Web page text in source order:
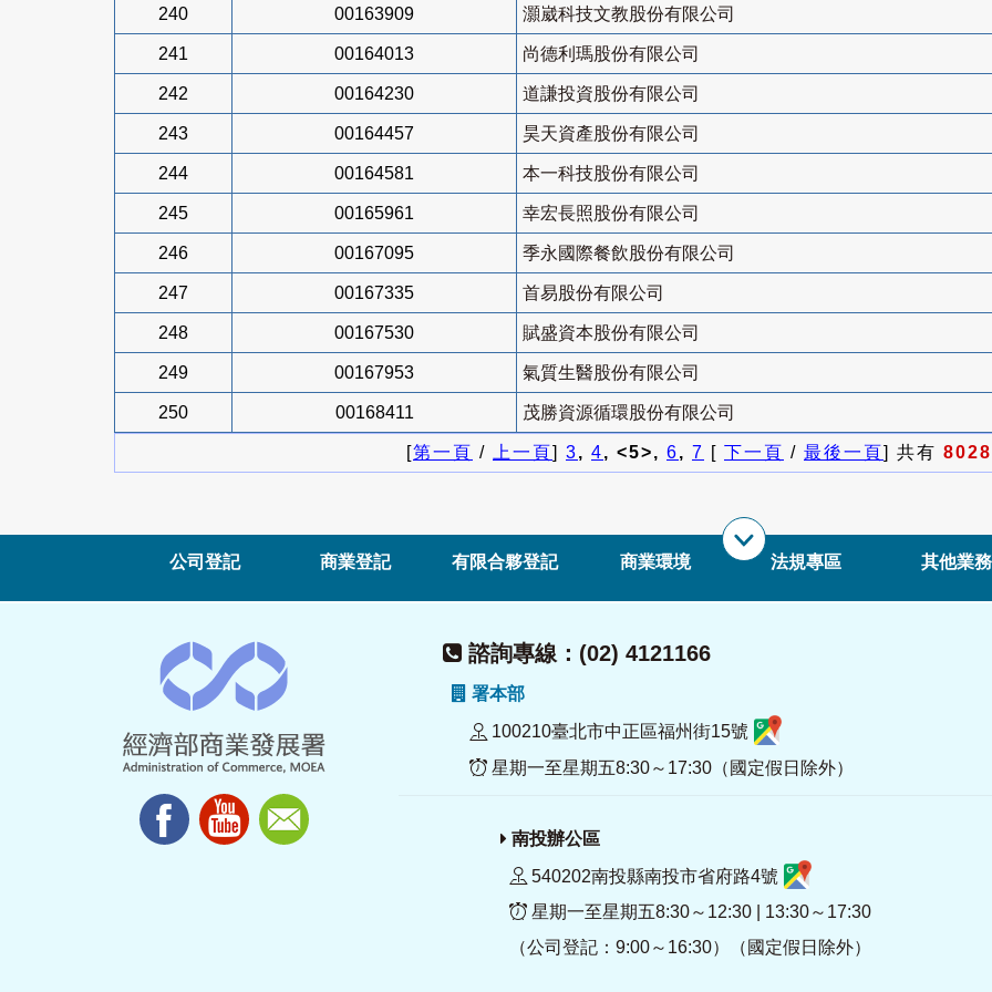
240 00163909 灝崴科技文教股份有限公司
241 00164013 尚德利瑪股份有限公司
242 00164230 道謙投資股份有限公司
243 00164457 昊天資產股份有限公司
244 00164581 本一科技股份有限公司
245 00165961 幸宏長照股份有限公司
246 00167095 季永國際餐飲股份有限公司
247 00167335 首易股份有限公司
248 00167530 賦盛資本股份有限公司
249 00167953 氣質生醫股份有限公司
250 00168411 茂勝資源循環股份有限公司
[第一頁 / 上一頁] 3, 4, <5>, 6, 7 [ 下一頁 / 最後一頁] 共有 8028
公司登記 商業登記 有限合夥登記 商業環境 法規專區 其他業務
諮詢專線：(02) 4121166
署本部
100210臺北市中正區福州街15號
星期一至星期五8:30～17:30（國定假日除外）
南投辦公區
540202南投縣南投市省府路4號
星期一至星期五8:30～12:30 | 13:30～17:30
（公司登記：9:00～16:30）（國定假日除外）